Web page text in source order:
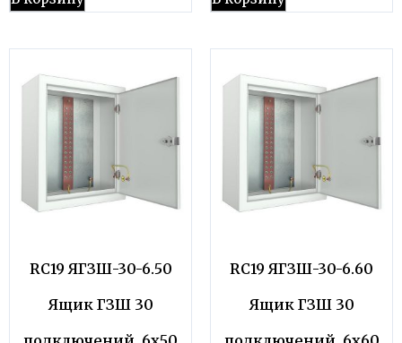
RC19 ЯГЗШ-30-6.50
Ящик ГЗШ 30
RC19 ЯГЗШ-30-6.60
Ящик ГЗШ 30